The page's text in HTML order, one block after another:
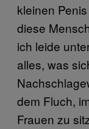
kleinen
diese
ich leide
alles, was
dem Fluch,
Frauen zu